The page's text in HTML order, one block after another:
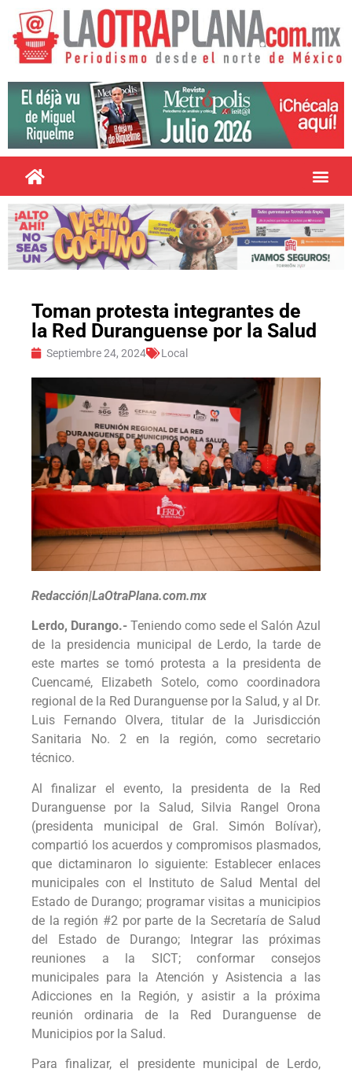
Toman protesta integrantes de
la Red Duranguense por la Salud
Septiembre 24, 2024 Local
Redacción|LaOtraPlana.com.mx
Lerdo, Durango.- Teniendo como sede el Salón Azul
de la presidencia municipal de Lerdo, la tarde de
este martes se tomó protesta a la presidenta de
Cuencamé, Elizabeth Sotelo, como coordinadora
regional de la Red Duranguense por la Salud, y al Dr.
Luis Fernando Olvera, titular de la Jurisdicción
Sanitaria No. 2 en la región, como secretario
técnico.
Al finalizar el evento, la presidenta de la Red
Duranguense por la Salud, Silvia Rangel Orona
(presidenta municipal de Gral. Simón Bolívar),
compartió los acuerdos y compromisos plasmados,
que dictaminaron lo siguiente: Establecer enlaces
municipales con el Instituto de Salud Mental del
Estado de Durango; programar visitas a municipios
de la región #2 por parte de la Secretaría de Salud
del Estado de Durango; Integrar las próximas
reuniones a la SICT; conformar consejos
municipales para la Atención y Asistencia a las
Adicciones en la Región, y asistir a la próxima
reunión ordinaria de la Red Duranguense de
Municipios por la Salud.
Para finalizar, el presidente municipal de Lerdo,